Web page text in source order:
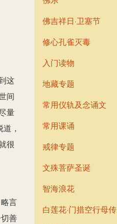
这
间
量
，
很
言
善
佛吉祥日·卫塞节
修心孔雀灭毒
入门读物
地藏专题
常用仪轨及念诵文
常用课诵
戒律专题
文殊菩萨圣诞
智海浪花
白莲花·门措空行母传